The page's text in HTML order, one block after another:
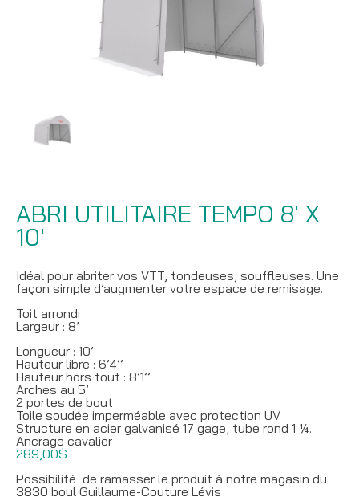
ABRI UTILITAIRE TEMPO 8′ X
10′
Idéal pour abriter vos VTT, tondeuses, souffleuses. Une
façon simple d’augmenter votre espace de remisage.
Toit arrondi
Largeur : 8’
Longueur : 10’
Hauteur libre : 6’4’’
Hauteur hors tout : 8’1’’
Arches au 5’
2 portes de bout
Toile soudée imperméable avec protection UV
Structure en acier galvanisé 17 gage, tube rond 1 ¼.
Ancrage cavalier
289,00$
Possibilité de ramasser le produit à notre magasin du
3830 boul Guillaume-Couture Lévis